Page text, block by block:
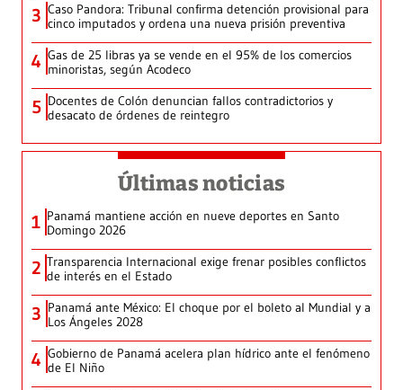
3 Caso Pandora: Tribunal confirma detención provisional para
cinco imputados y ordena una nueva prisión preventiva
4 Gas de 25 libras ya se vende en el 95% de los comercios
minoristas, según Acodeco
5 Docentes de Colón denuncian fallos contradictorios y
desacato de órdenes de reintegro
Últimas noticias
1 Panamá mantiene acción en nueve deportes en Santo
Domingo 2026
2 Transparencia Internacional exige frenar posibles conflictos
de interés en el Estado
3 Panamá ante México: El choque por el boleto al Mundial y a
Los Ángeles 2028
4 Gobierno de Panamá acelera plan hídrico ante el fenómeno
de El Niño